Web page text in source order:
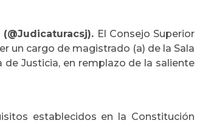
El Consejo Superior
un cargo de magistrado (a) de la Sala
de Justicia, en remplazo de la saliente
establecidos en la Constitución